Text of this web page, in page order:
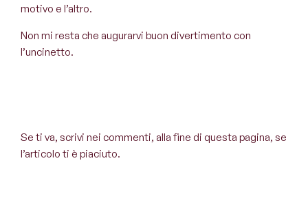
motivo e l’altro.
Non mi resta che augurarvi buon divertimento con
l’uncinetto.
Se ti va, scrivi nei commenti, alla fine di questa pagina, se
l’articolo ti è piaciuto.